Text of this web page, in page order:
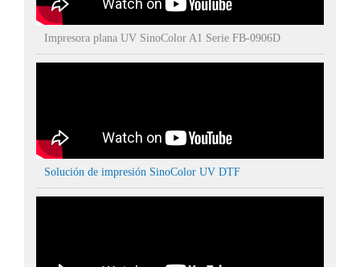
Impresora plana UV SinoColor A1 Serie FB-0906D
Solución de impresión SinoColor UV DTF